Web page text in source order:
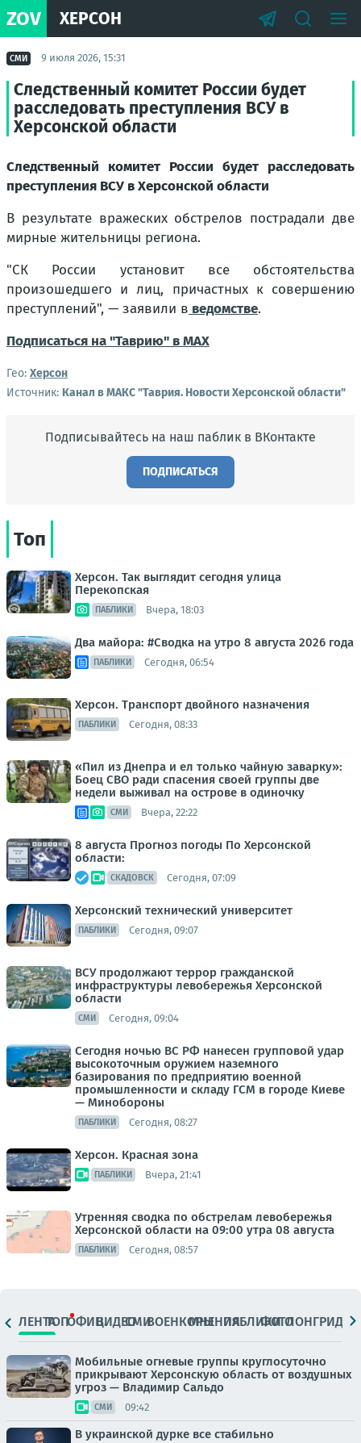
ZOV ХЕРСОН
СМИ 9 июля 2026, 15:31
Следственный комитет России будет
расследовать преступления ВСУ в
Херсонской области
Следственный комитет России будет расследовать
преступления ВСУ в Херсонской области
В результате вражеских обстрелов пострадали две
мирные жительницы региона.
"СК России установит все обстоятельства
произошедшего и лиц, причастных к совершению
преступлений", — заявили в ведомстве.
Подписаться на "Таврию" в MAX
Гео: Херсон
Источник: Канал в МАКС "Таврия. Новости Херсонской области"
Подписывайтесь на наш паблик в ВКонтакте
ПОДПИСАТЬСЯ
Топ
Херсон. Так выглядит сегодня улица
Перекопская
ПАБЛИКИ Вчера, 18:03
Два майора: #Сводка на утро 8 августа 2026 года
ПАБЛИКИ Сегодня, 06:54
Херсон. Транспорт двойного назначения
ПАБЛИКИ Сегодня, 08:33
«Пил из Днепра и ел только чайную заварку»:
Боец СВО ради спасения своей группы две
недели выживал на острове в одиночку
СМИ Вчера, 22:22
8 августа Прогноз погоды По Херсонской
области:
СКАДОВСК Сегодня, 07:09
Херсонский технический университет
ПАБЛИКИ Сегодня, 09:07
ВСУ продолжают террор гражданской
инфраструктуры левобережья Херсонской
области
СМИ Сегодня, 09:04
Сегодня ночью ВС РФ нанесен групповой удар
высокоточным оружием наземного
базирования по предприятию военной
промышленности и складу ГСМ в городе Киеве
— Минобороны
ПАБЛИКИ Сегодня, 08:27
Херсон. Красная зона
ПАБЛИКИ Вчера, 21:41
Утренняя сводка по обстрелам левобережья
Херсонской области на 09:00 утра 08 августа
ПАБЛИКИ Сегодня, 08:57
ЛЕНТАТОПОФИЦ.ВИДЕОСМИВОЕНКОРЫМНЕНИЯПАБЛИКИ
ФОТОЛОНГРИДЫ
Мобильные огневые группы круглосуточно
прикрывают Херсонскую область от воздушных
угроз — Владимир Сальдо
СМИ 09:42
В украинской дурке все стабильно